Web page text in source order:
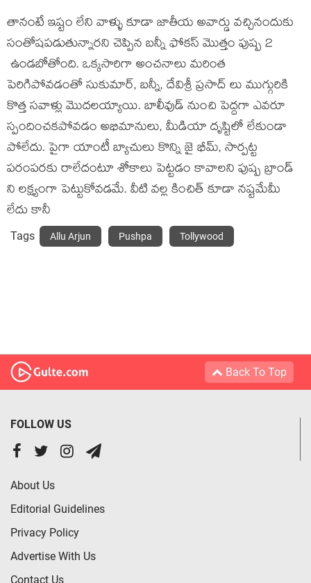
తానంటే ఇష్టం లేని వాళ్ళు కూడా జాతీయ అవార్డు వచ్చినందుకు
సంతోషపడుతున్నారని చెప్పిన బన్నీ ఫోకస్ మొత్తం పుష్ప 2
ఉండబోతోంది. ఒక్కసారిగా అంచనాలు మరింత
పెరిగిపోవడంతో సుకుమార్, బన్నీ, దేవిశ్రీ ప్రసాద్ లు ముగ్గురికి
కొత్త సవాళ్లు మొదలయ్యాయి. బాలీవుడ్ నుంచి పెద్దగా ఎవరూ
స్పందించకపోవడం అభిమానులు, మీడియా దృష్టిలో లేకుండా
పోలేదు. పైగా యాంటీ బ్యాచులు కొన్ని జై భీమ్, సార్పట్ట
పరంపరకు రాలేదంటూ శోకాలు పెట్టడం కావాలని పుష్ప బ్రాండ్
ని లక్ష్యంగా పెట్టుకోవడమే. వీటి వల్ల కించిత్ కూడా నష్టమేమీ
లేదు కానీ
Tags Allu Arjun Pushpa Tollywood
Back To Top
FOLLOW US
About Us
Editorial Guidelines
Privacy Policy
Advertise With Us
Contact Us